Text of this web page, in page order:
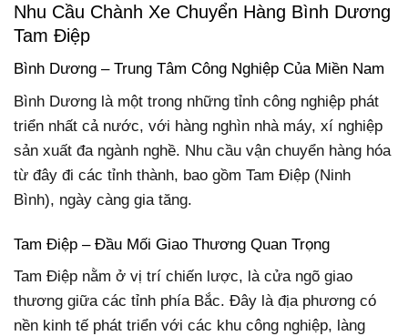
Nhu Cầu Chành Xe Chuyển Hàng Bình Dương
Tam Điệp
Bình Dương – Trung Tâm Công Nghiệp Của Miền Nam
Bình Dương là một trong những tỉnh công nghiệp phát
triển nhất cả nước, với hàng nghìn nhà máy, xí nghiệp
sản xuất đa ngành nghề. Nhu cầu vận chuyển hàng hóa
từ đây đi các tỉnh thành, bao gồm Tam Điệp (Ninh
Bình), ngày càng gia tăng.
Tam Điệp – Đầu Mối Giao Thương Quan Trọng
Tam Điệp nằm ở vị trí chiến lược, là cửa ngõ giao
thương giữa các tỉnh phía Bắc. Đây là địa phương có
nền kinh tế phát triển với các khu công nghiệp, làng